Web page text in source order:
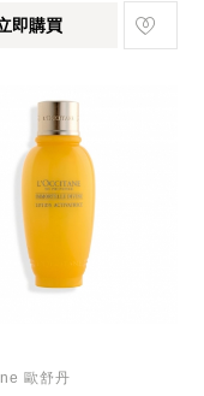
即購買
歐舒丹